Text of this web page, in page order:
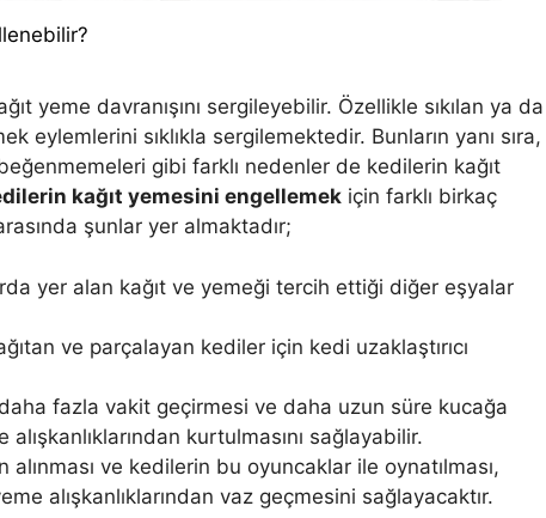
yeme davranışını sergileyebilir. Özellikle sıkılan ya da
eylemlerini sıklıkla sergilemektedir. Bunların yanı sıra,
gibi farklı nedenler de kedilerin kağıt
kağıt yemesini engellemek için farklı birkaç
şunlar yer almaktadır;
yer alan kağıt ve yemeği tercih ettiği diğer eşyalar
ve parçalayan kediler için kedi uzaklaştırıcı
fazla vakit geçirmesi ve daha uzun süre kucağa
alışkanlıklarından kurtulmasını sağlayabilir.
alınması ve kedilerin bu oyuncaklar ile oynatılması,
alışkanlıklarından vaz geçmesini sağlayacaktır.